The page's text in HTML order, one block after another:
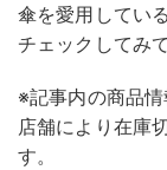
傘を愛用してい
チェックしてみ
※記事内の商品
店舗により在庫
す。